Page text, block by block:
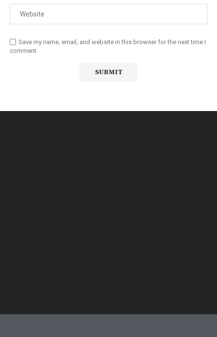
Save my name, email, and website in this browser for the next time I
comment.